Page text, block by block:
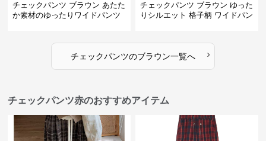
チェックパンツ ブラウン あたた
か素材のゆったりワイドパンツ
チェックパンツ ブラウン ゆった
りシルエット 格子柄 ワイドパン
チェックパンツのブラウン一覧へ ›
チェックパンツ赤のおすすめアイテム